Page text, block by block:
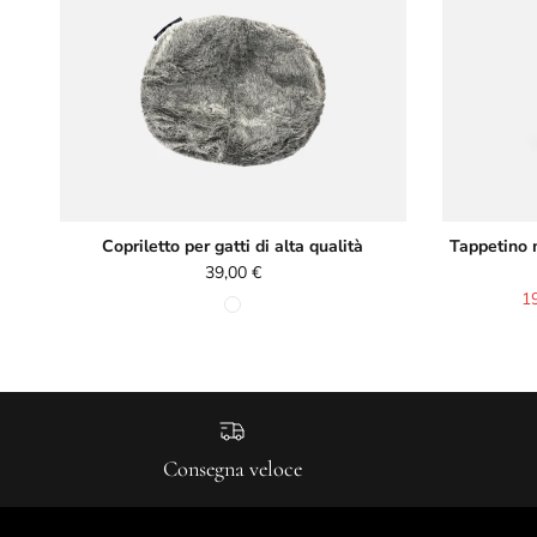
Copriletto per gatti di alta qualità
Prezzo normale
39,00 €
Tappetino
Consegna veloce